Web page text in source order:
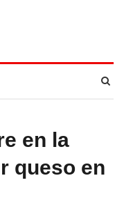
en la
queso en